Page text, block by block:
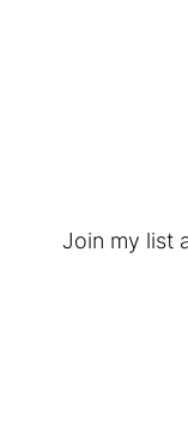
Join my list